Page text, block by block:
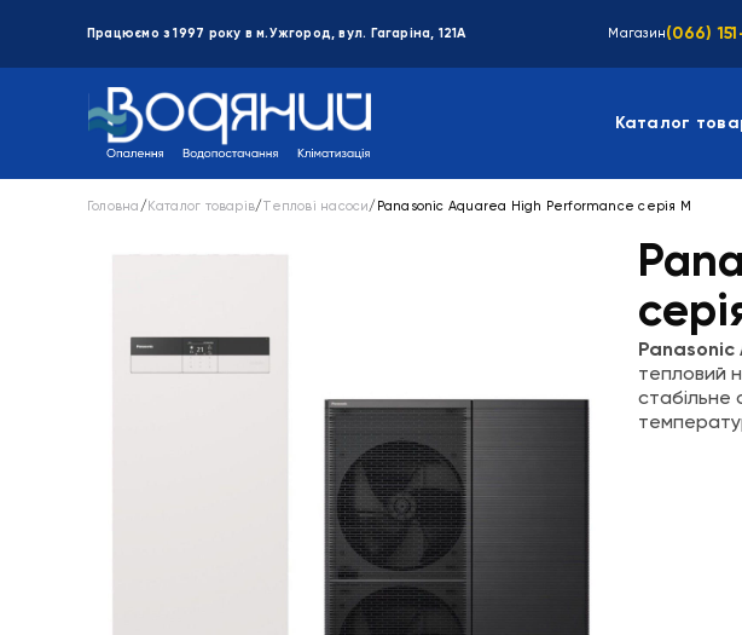
Працюємо з 1997 року в м.Ужгород, вул. Гагаріна, 121А Магазин(066)
Каталог
Головна / Каталог товарів/Теплові насоси/ Panasonic Aquarea High Performance cерія M
Panasonic
тепловий
стабільне